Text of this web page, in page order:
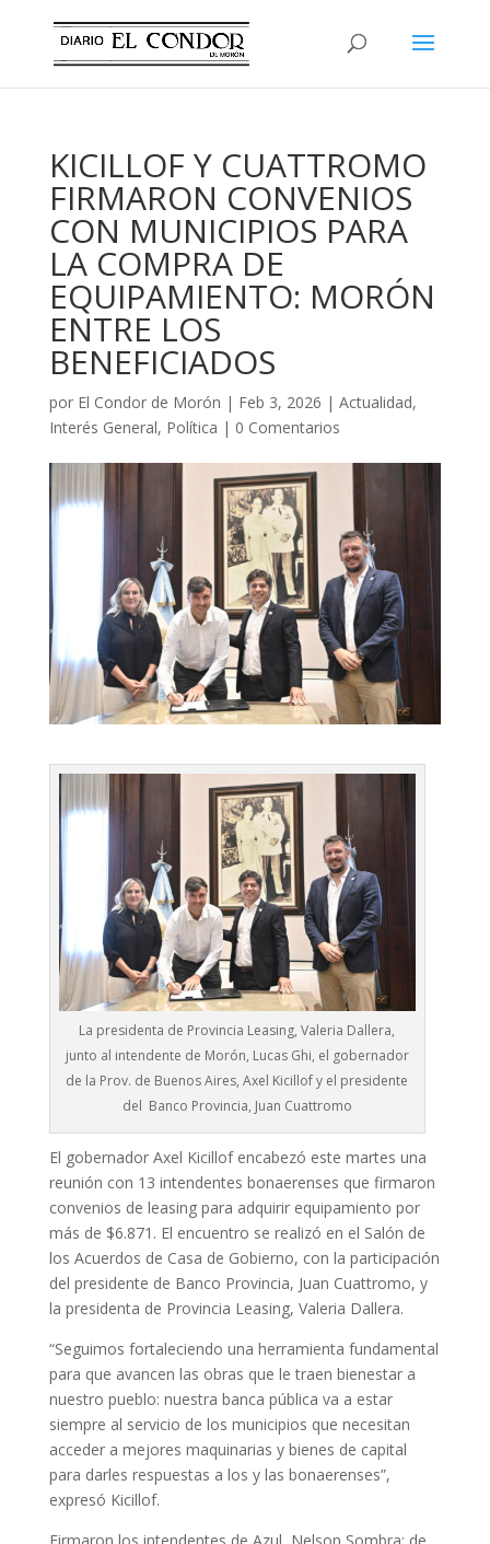
KICILLOF Y CUATTROMO
FIRMARON CONVENIOS
CON MUNICIPIOS PARA
LA COMPRA DE
EQUIPAMIENTO: MORÓN
ENTRE LOS
BENEFICIADOS
por El Condor de Morón | Feb 3, 2026 | Actualidad,
Interés General, Política | 0 Comentarios
La presidenta de Provincia Leasing, Valeria Dallera,
junto al intendente de Morón, Lucas Ghi, el gobernador
de la Prov. de Buenos Aires, Axel Kicillof y el presidente
del Banco Provincia, Juan Cuattromo
El gobernador Axel Kicillof encabezó este martes una
reunión con 13 intendentes bonaerenses que firmaron
convenios de leasing para adquirir equipamiento por
más de $6.871. El encuentro se realizó en el Salón de
los Acuerdos de Casa de Gobierno, con la participación
del presidente de Banco Provincia, Juan Cuattromo, y
la presidenta de Provincia Leasing, Valeria Dallera.
“Seguimos fortaleciendo una herramienta fundamental
para que avancen las obras que le traen bienestar a
nuestro pueblo: nuestra banca pública va a estar
siempre al servicio de los municipios que necesitan
acceder a mejores maquinarias y bienes de capital
para darles respuestas a los y las bonaerenses”,
expresó Kicillof.